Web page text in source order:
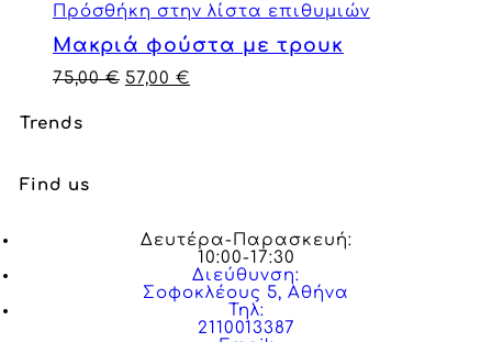
Πρόσθήκη στην λίστα επιθυμιών
Μακριά φούστα με τρουκ
75,00€ 57,00 €
Trends
Find us
Δευτέρα-Παρασκευή:
10:00-17:30
Διεύθυνση:
Σοφοκλέους 5, Αθήνα
Τηλ:
2110013387